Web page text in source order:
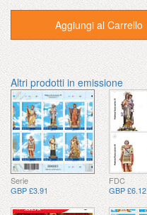
Aggiungi al Carrello
Altri prodotti in emissione
Serie
GBP £3.91
FDC
GBP £6.12